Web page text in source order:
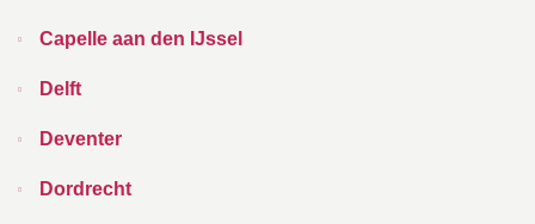
Capelle aan den IJssel
Delft
Deventer
Dordrecht